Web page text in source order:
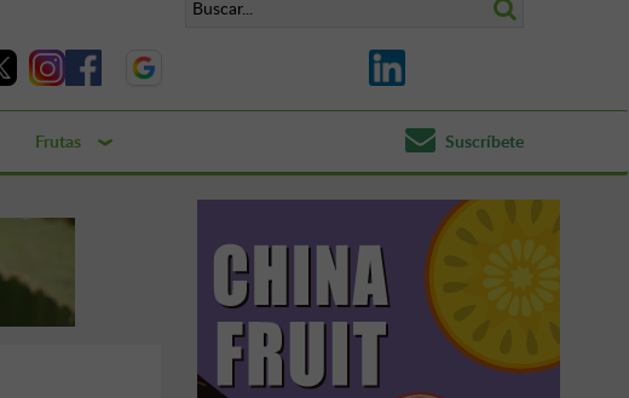
Frutas Suscríbete